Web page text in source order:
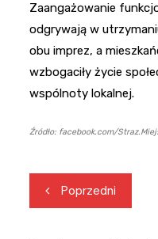
Zaangażowanie
odgrywają w
obu imprez, a
wzbogaciły życie
wspólnoty lokalnej.
Źródło: facebook.com/
Nawigacja
wpisu
Poprzedni